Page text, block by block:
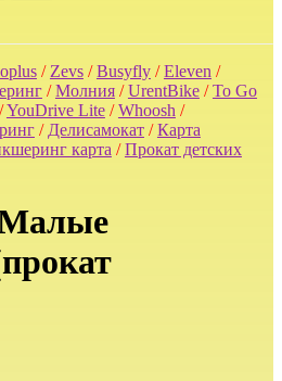
/ Zevs/Busyfly/Eleven /
/Молния/UrentBike/To Go
YouDrive Lite/Whoosh /
/ Делисамокат/Карта
карта /Прокат детских